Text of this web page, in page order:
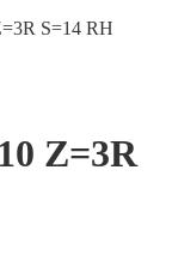
S=14 RH
Z=3R